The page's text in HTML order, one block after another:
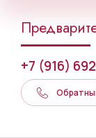
+7 (916)